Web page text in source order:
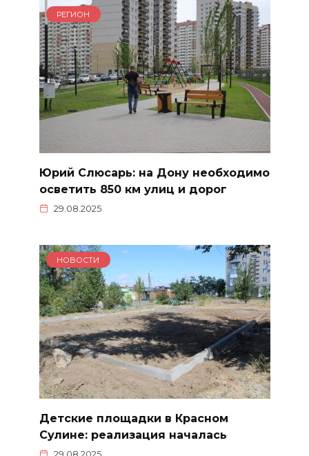
РЕГИОН
Юрий Слюсарь: на Дону необходимо
осветить 850 км улиц и дорог
29.08.2025
НОВОСТИ
Детские площадки в Красном
Сулине: реализация началась